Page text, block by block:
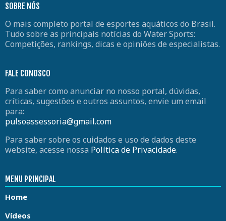
SOBRE NÓS
O mais completo portal de esportes aquáticos do Brasil.
Tudo sobre as principais notícias do Water Sports:
Competições, rankings, dicas e opiniões de especialistas.
FALE CONOSCO
Para saber como anunciar no nosso portal, dúvidas,
críticas, sugestões e outros assuntos, envie um email
para:
pulsoassessoria@gmail.com
Para saber sobre os cuidados e uso de dados deste
website, acesse nossa Política de Privacidade.
MENU PRINCIPAL
Home
Vídeos